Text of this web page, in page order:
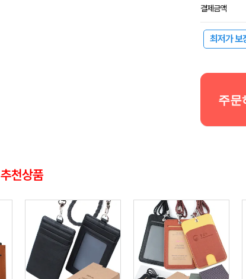
결제금액
최저가 보
주문
추천상품